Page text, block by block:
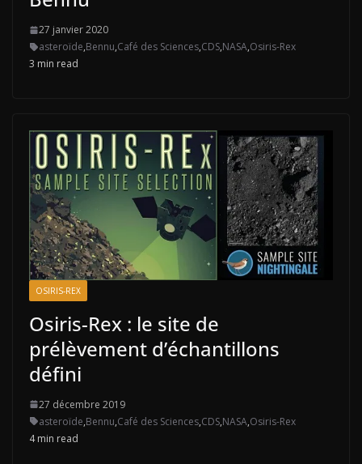
27 janvier 2020
asteroïde,Bennu,Café des Sciences,CDS,NASA,Osiris-Rex
3 min read
OSIRIS-REX
Osiris-Rex : le site de
prélèvement d’échantillons
défini
27 décembre 2019
asteroïde,Bennu,Café des Sciences,CDS,NASA,Osiris-Rex
4 min read